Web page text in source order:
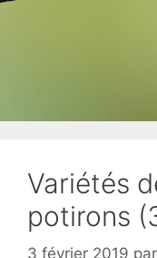
Variétés
potirons
3 février 2019 par